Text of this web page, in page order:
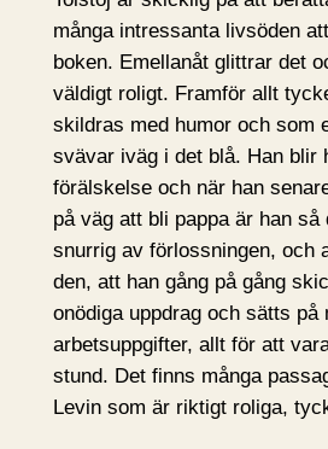
många intressanta livsöden
boken. Emellanåt glittrar det
väldigt roligt. Framför allt
skildras med humor och som
svävar iväg i det blå. Han blir
förälskelse och när han
på väg att bli pappa är han så
snurrig av förlossningen, och
den, att han gång på gång
onödiga uppdrag och sätts på
arbetsuppgifter, allt för att
stund. Det finns många
Levin som är riktigt roliga,